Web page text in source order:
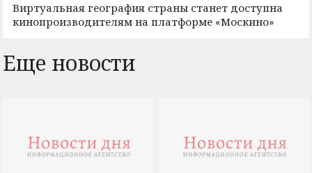
Виртуальная география страны станет доступна
кинопроизводителям на платформе «Москино»
Еще новости